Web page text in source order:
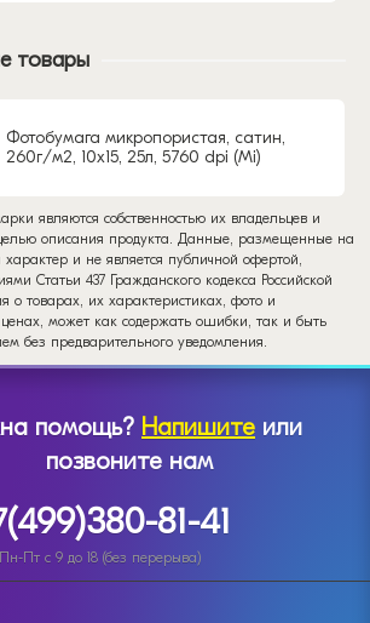
товары
Фотобумага микропористая, сатин,
260г/м2, 10x15, 25л, 5760 dpi (Mi)
являются собственностью их владельцев и
описания продукта. Данные, размещенные на
характер и не является публичной офертой,
Статьи 437 Гражданского кодекса Российской
товарах, их характеристиках, фото и
может как содержать ошибки, так и быть
без предварительного уведомления.
помощь? Напишите или
позвоните нам
81-41
Пн-Пт с 9 до 18 (без перерыва)